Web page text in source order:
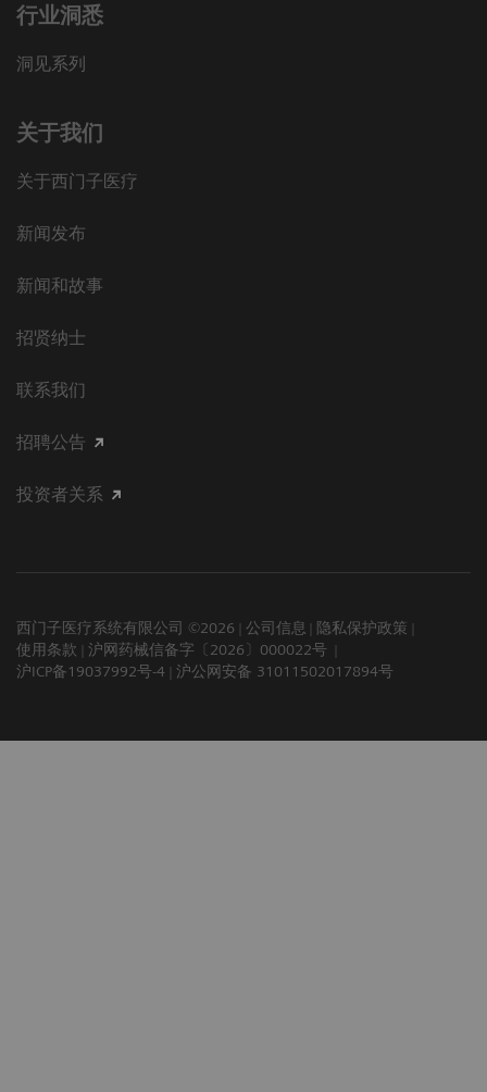
行业洞悉
洞见系列
关于我们
关于西门子医疗
新闻发布
新闻和故事
招贤纳士
联系我们
招聘公告
投资者关系
西门子医疗系统有限公司 ©2026 公司信息
隐私保护政策
使用条款
沪网药械信备字〔2026〕000022号
沪ICP备19037992号-4
沪公网安备 31011502017894号